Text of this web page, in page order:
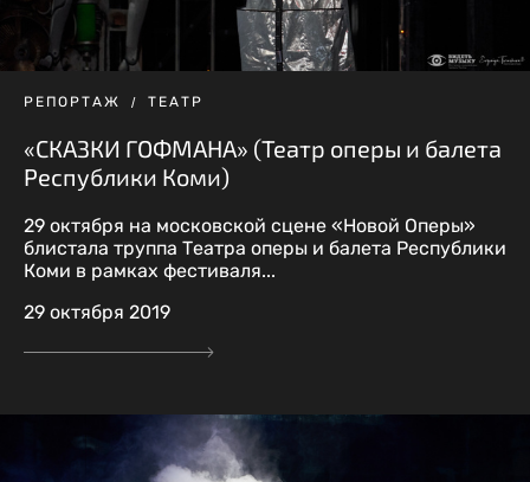
РЕПОРТАЖ ТЕАТР
«СКАЗКИ ГОФМАНА» (Театр оперы и балета
Республики Коми)
29 октября на московской сцене «Новой Оперы»
блистала труппа Театра оперы и балета Республики
Коми в рамках фестиваля...
29 октября 2019